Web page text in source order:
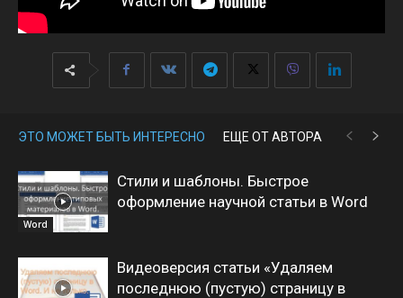
ЭТО МОЖЕТ БЫТЬ ИНТЕРЕСНО ЕЩЕ ОТ АВТОРА
Word
Стили и шаблоны. Быстрое
оформление научной статьи в Word
Видеоверсия статьи «Удаляем
последнюю (пустую) страницу в